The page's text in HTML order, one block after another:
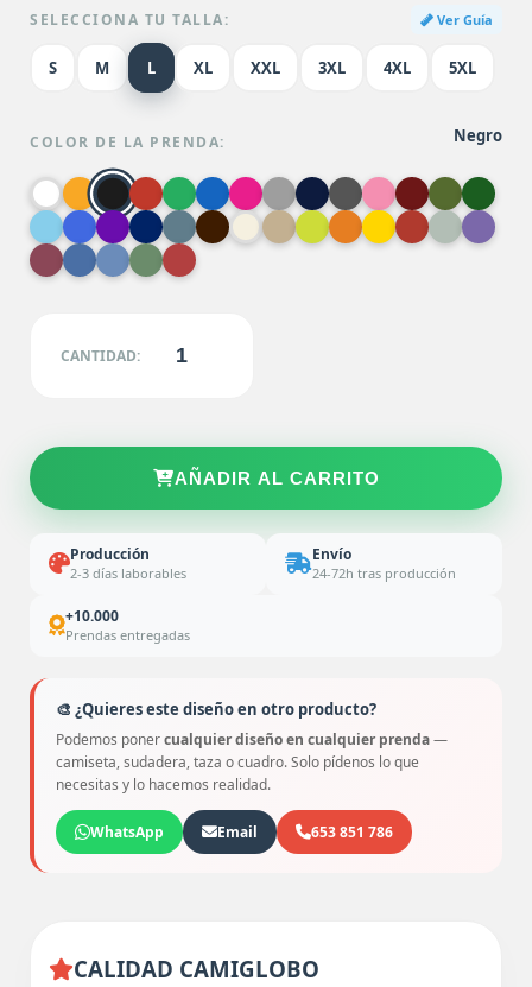
SELECCIONA TU TALLA: Ver Guía
S M L XL XXL 3XL 4XL 5XL
COLOR DE LA PRENDA: Negro
CANTIDAD:
AÑADIR AL CARRITO
Producción
2-3 días laborables
Envío
24-72h tras producción
+10.000
Prendas entregadas
🎨 ¿Quieres este diseño en otro producto?
Podemos ponercualquier diseño en cualquier prenda—
camiseta, sudadera, taza o cuadro. Solo pídenos lo que
necesitas y lo hacemos realidad.
WhatsApp Email 653 851 786
CALIDAD CAMIGLOBO